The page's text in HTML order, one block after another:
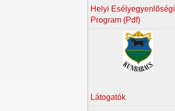
Helyi Esélyegyenlõségi
Program (Pdf)
Látogatók